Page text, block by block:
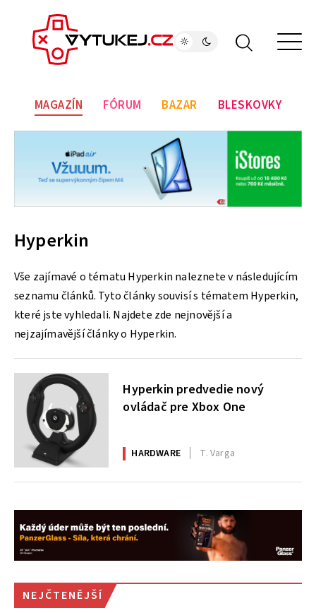
MAGAZÍN FÓRUM BAZAR BLESKOVKY
Hyperkin
Vše zajímavé o tématu Hyperkin naleznete v následujícím
seznamu článků. Tyto články souvisí s tématem Hyperkin,
které jste vyhledali. Najdete zde nejnovější a
nejzajímavější články o Hyperkin.
Hyperkin predvedie nový
ovládač pre Xbox One
HARDWARE T. Varga
NEJČTENĚJŠÍ